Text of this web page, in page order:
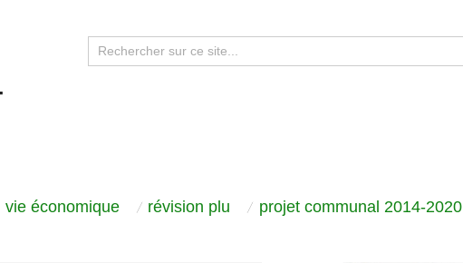
vie économique révision plu
projet communal 2014-2020